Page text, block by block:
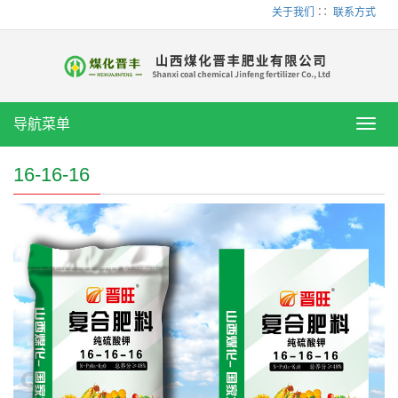
关于我们 ∷ 联系方式
导航菜单
16-16-16